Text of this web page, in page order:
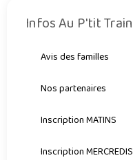
Infos Au P'tit Train
Avis des familles
Nos partenaires
Inscription MATINS
Inscription MERCREDIS